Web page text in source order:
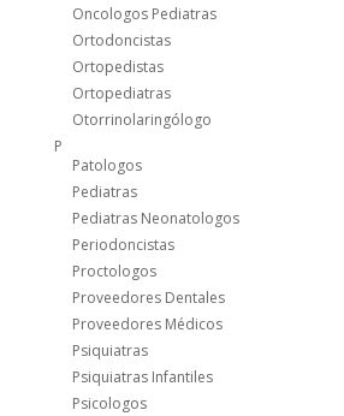
Oncologos Pediatras
Ortodoncistas
Ortopedistas
Ortopediatras
Otorrinolaringólogo
P
Patologos
Pediatras
Pediatras Neonatologos
Periodoncistas
Proctologos
Proveedores Dentales
Proveedores Médicos
Psiquiatras
Psiquiatras Infantiles
Psicologos